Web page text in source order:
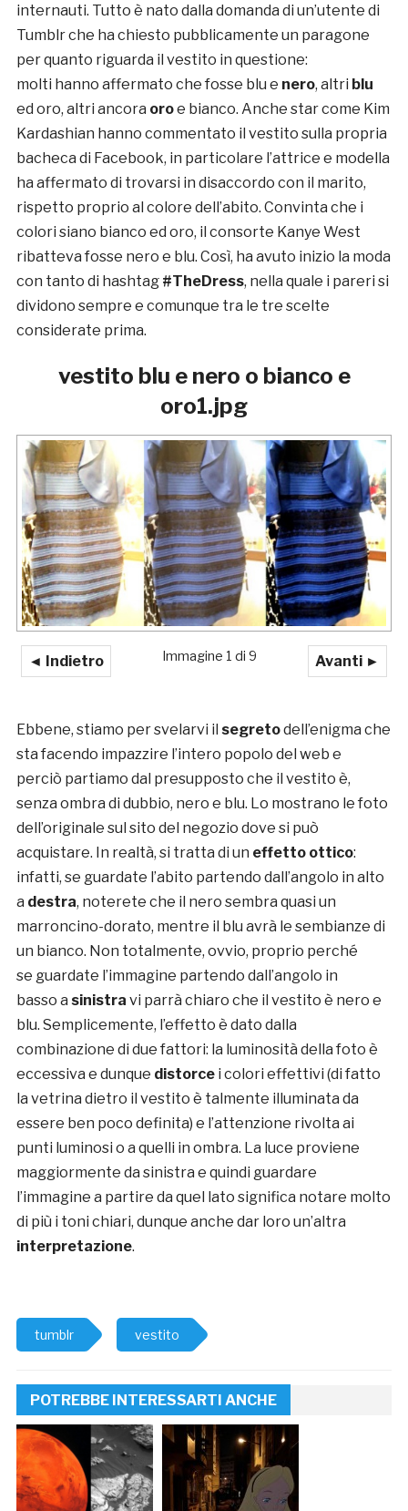
internauti. Tutto è nato dalla domanda di un’utente di
Tumblr che ha chiesto pubblicamente un paragone
per quanto riguarda il vestito in questione:
molti hanno affermato che fosse blu e nero, altri blu
ed oro, altri ancora oroe bianco. Anche star come Kim
Kardashian hanno commentato il vestito sulla propria
bacheca di Facebook, in particolare l’attrice e modella
ha affermato di trovarsi in disaccordo con il marito,
rispetto proprio al colore dell’abito. Convinta che i
colori siano bianco ed oro, il consorte Kanye West
ribatteva fosse nero e blu. Così, ha avuto inizio la moda
con tanto di hashtag #TheDress, nella quale i pareri si
dividono sempre e comunque tra le tre scelte
considerate prima.
vestito blu e nero o bianco e
oro1.jpg
◄ Indietro Avanti ►
Immagine 1 di 9
Ebbene, stiamo per svelarvi il segretodell’enigma che
sta facendo impazzire l’intero popolo del web e
perciò partiamo dal presupposto che il vestito è,
senza ombra di dubbio, nero e blu. Lo mostrano le foto
dell’originale sul sito del negozio dove si può
acquistare. In realtà, si tratta di un effetto ottico:
infatti, se guardate l’abito partendo dall’angolo in alto
a destra, noterete che il nero sembra quasi un
marroncino-dorato, mentre il blu avrà le sembianze di
un bianco. Non totalmente, ovvio, proprio perché
se guardate l’immagine partendo dall’angolo in
basso a sinistra vi parrà chiaro che il vestito è nero e
blu. Semplicemente, l’effetto è dato dalla
combinazione di due fattori: la luminosità della foto è
eccessiva e dunque distorcei colori effettivi (di fatto
la vetrina dietro il vestito è talmente illuminata da
essere ben poco definita) e l’attenzione rivolta ai
punti luminosi o a quelli in ombra. La luce proviene
maggiormente da sinistra e quindi guardare
l’immagine a partire da quel lato significa notare molto
di più i toni chiari, dunque anche dar loro un’altra
interpretazione.
tumblr vestito
POTREBBE INTERESSARTI ANCHE